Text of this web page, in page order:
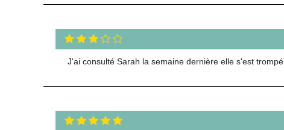
J'ai consulté Sarah la semaine dernière elle s'est